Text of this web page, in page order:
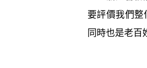
要評價我們整
同時也是老百